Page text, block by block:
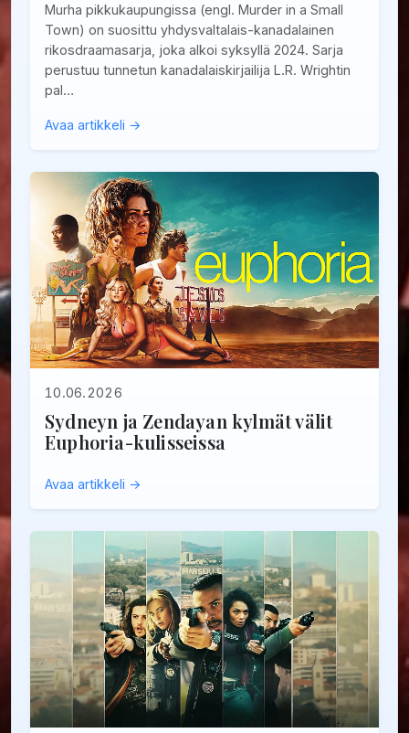
Murha pikkukaupungissa (engl. Murder in a Small
Town) on suosittu yhdysvaltalais-kanadalainen
rikosdraamasarja, joka alkoi syksyllä 2024. Sarja
perustuu tunnetun kanadalaiskirjailija L.R. Wrightin
pal…
Avaa artikkeli →
10.06.2026
Sydneyn ja Zendayan kylmät välit
Euphoria-kulisseissa
Avaa artikkeli →